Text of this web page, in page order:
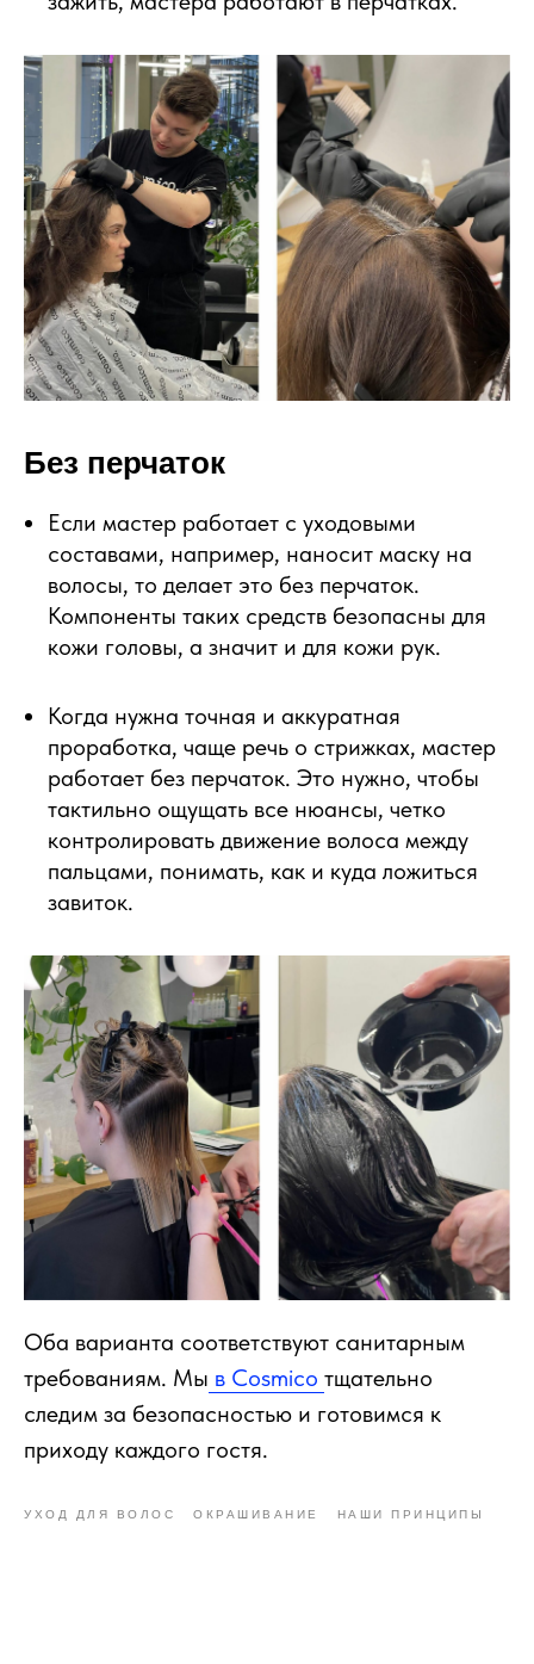
Без перчаток
Если мастер работает с уходовыми
составами, например, наносит маску на
волосы, то делает это без перчаток.
Компоненты таких средств безопасны для
кожи головы, а значит и для кожи рук.
Когда нужна точная и аккуратная
проработка, чаще речь о стрижках, мастер
работает без перчаток. Это нужно, чтобы
тактильно ощущать все нюансы, четко
контролировать движение волоса между
пальцами, понимать, как и куда ложиться
завиток.
Оба варианта соответствуют санитарным
требованиям. Мы в Cosmico тщательно
следим за безопасностью и готовимся к
приходу каждого гостя.
УХОД ДЛЯ ВОЛОС ОКРАШИВАНИЕ НАШИ ПРИНЦИПЫ